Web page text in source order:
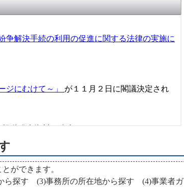
ができます。
ら探す (3)事務所の所在地から探す (4)事業者ガ